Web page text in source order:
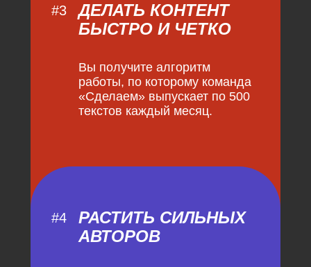
#3
ДЕЛАТЬ КОНТЕНТ
БЫСТРО И ЧЕТКО
Вы получите алгоритм
работы, по которому команда
«Сделаем» выпускает по 500
текстов каждый месяц.
#4
РАСТИТЬ СИЛЬНЫХ
АВТОРОВ